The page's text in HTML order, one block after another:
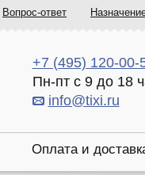
Вопрос-ответ
+7 (495) 120-00-
Пн-пт с 9 до 18
info@tixi.ru
Оплата и